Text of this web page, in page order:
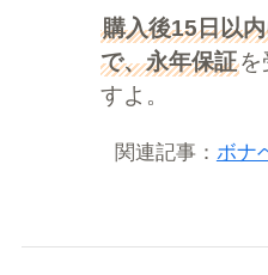
購入後15日以
で、永年保証を
すよ。
関連記事： ボナ